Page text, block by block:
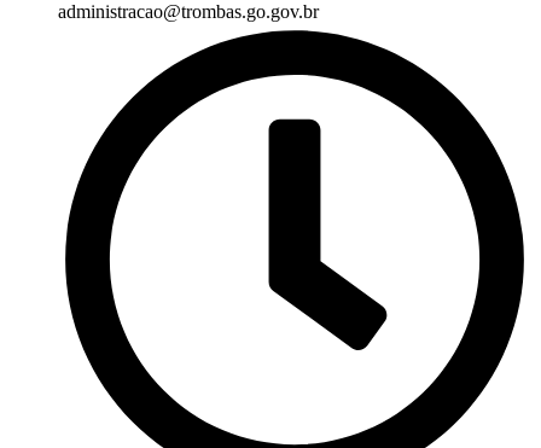
administracao@trombas.go.gov.br